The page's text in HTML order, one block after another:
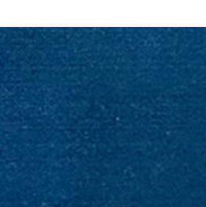
на сумму
подробности
р.)
Оплачивайте все услуги салона с
карты и получайте бонусы за